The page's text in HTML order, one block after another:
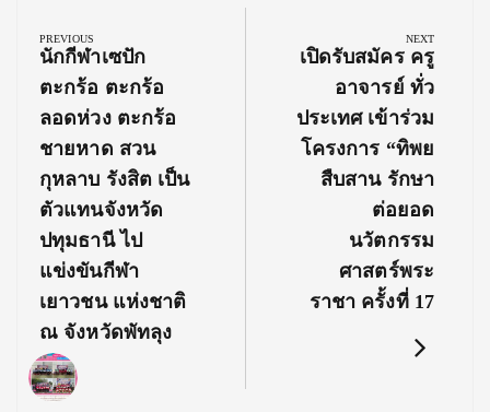
navigation
PREVIOUS
Previous
Post:
นักกีฬาเซปัก
ตะกร้อ ตะกร้อ
ลอดห่วง ตะกร้อ
ชายหาด สวน
กุหลาบ รังสิต เป็น
ตัวแทนจังหวัด
ปทุมธานี ไป
แข่งขันกีฬา
เยาวชน แห่งชาติ
ณ จังหวัดพัทลุง
NEXT
Next
Post:
เปิดรับสมัคร ครู
อาจารย์ ทั่ว
ประเทศ เข้าร่วม
โครงการ “ทิพย
สืบสาน รักษา
ต่อยอด
นวัตกรรม
ศาสตร์พระ
ราชา ครั้งที่ 17